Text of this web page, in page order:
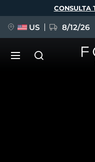
principal
CONSULTA
US 8/12/26
FAQ™ Pure